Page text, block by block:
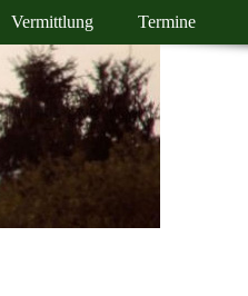
Vermittlung Termine